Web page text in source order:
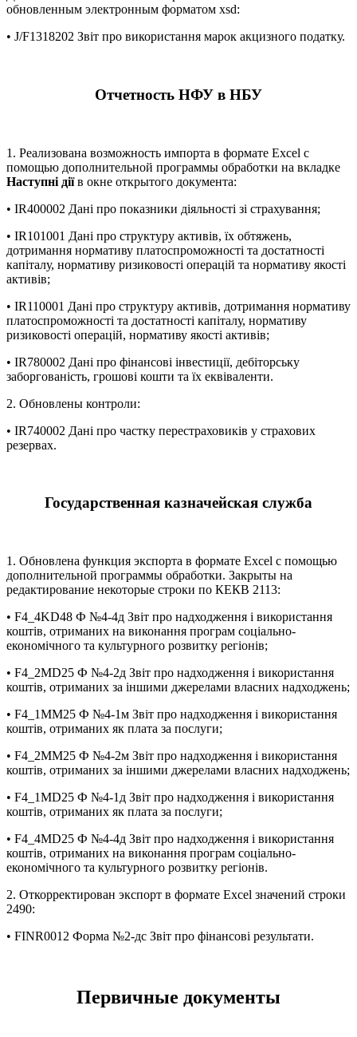
обновленным электронным форматом xsd:
• J/F1318202 Звіт про використання марок акцизного податку.
Отчетность НФУ в НБУ
1. Реализована возможность импорта в формате Excel с
помощью дополнительной программы обработки на вкладке
Наступні діїв окне открытого документа:
• IR400002 Дані про показники діяльності зі страхування;
• IR101001 Дані про структуру активів, їх обтяжень,
дотримання нормативу платоспроможності та достатності
капіталу, нормативу ризиковості операцій та нормативу якості
активів;
• IR110001 Дані про структуру активів, дотримання нормативу
платоспроможності та достатності капіталу, нормативу
ризиковості операцій, нормативу якості активів;
• IR780002 Дані про фінансові інвестиції, дебіторську
заборгованість, грошові кошти та їх еквіваленти.
2. Обновлены контроли:
• IR740002 Дані про частку перестраховиків у страхових
резервах.
Государственная казначейская служба
1. Обновлена функция экспорта в формате Excel с помощью
дополнительной программы обработки. Закрыты на
редактирование некоторые строки по КЕКВ 2113:
• F4_4KD48 Ф №4-4д Звіт про надходження і використання
коштів, отриманих на виконання програм соціально-
економічного та культурного розвитку регіонів;
• F4_2MD25 Ф №4-2д Звіт про надходження і використання
коштів, отриманих за іншими джерелами власних надходжень;
• F4_1MM25 Ф №4-1м Звіт про надходження і використання
коштів, отриманих як плата за послуги;
• F4_2MM25 Ф №4-2м Звіт про надходження і використання
коштів, отриманих за іншими джерелами власних надходжень;
• F4_1MD25 Ф №4-1д Звіт про надходження і використання
коштів, отриманих як плата за послуги;
• F4_4MD25 Ф №4-4д Звіт про надходження і використання
коштів, отриманих на виконання програм соціально-
економічного та культурного розвитку регіонів.
2. Откорректирован экспорт в формате Excel значений строки
2490:
• FINR0012 Форма №2-дс Звіт про фінансові результати.
Первичные документы